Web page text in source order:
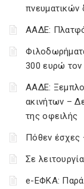
πνευματικών
ΑΑΔΕ:
300 ευρώ
ΑΑΔΕ:
ακινήτων –
της οφειλής
Πόθεν έσχες
Σε
e-ΕΦΚΑ: